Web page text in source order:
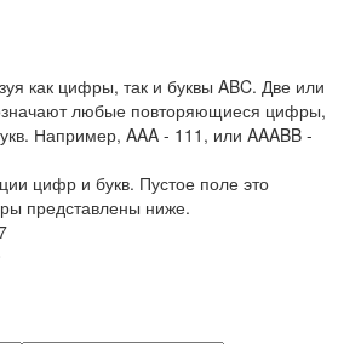
как цифры, так и буквы ABC. Две или
любые повторяющиеся цифры,
Например, AAA - 111 , или AAABB -
цифр и букв. Пустое поле это
представлены ниже.